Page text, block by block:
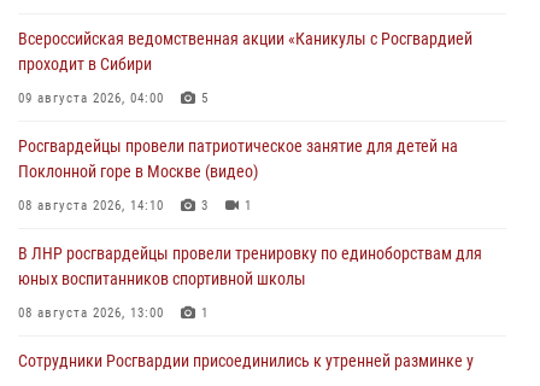
Всероссийская ведомственная акции «Каникулы с Росгвардией
проходит в Сибири
09 августа 2026, 04:00 5
Росгвардейцы провели патриотическое занятие для детей на
Поклонной горе в Москве (видео)
08 августа 2026, 14:10 3 1
В ЛНР росгвардейцы провели тренировку по единоборствам для
юных воспитанников спортивной школы
08 августа 2026, 13:00 1
Сотрудники Росгвардии присоединились к утренней разминке у